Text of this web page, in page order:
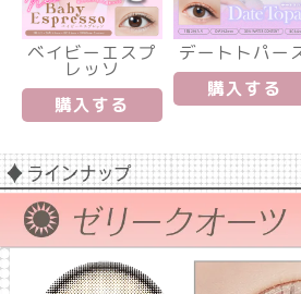
ベイビーエスプ
レッソ
購入する
デートトパー
購入する